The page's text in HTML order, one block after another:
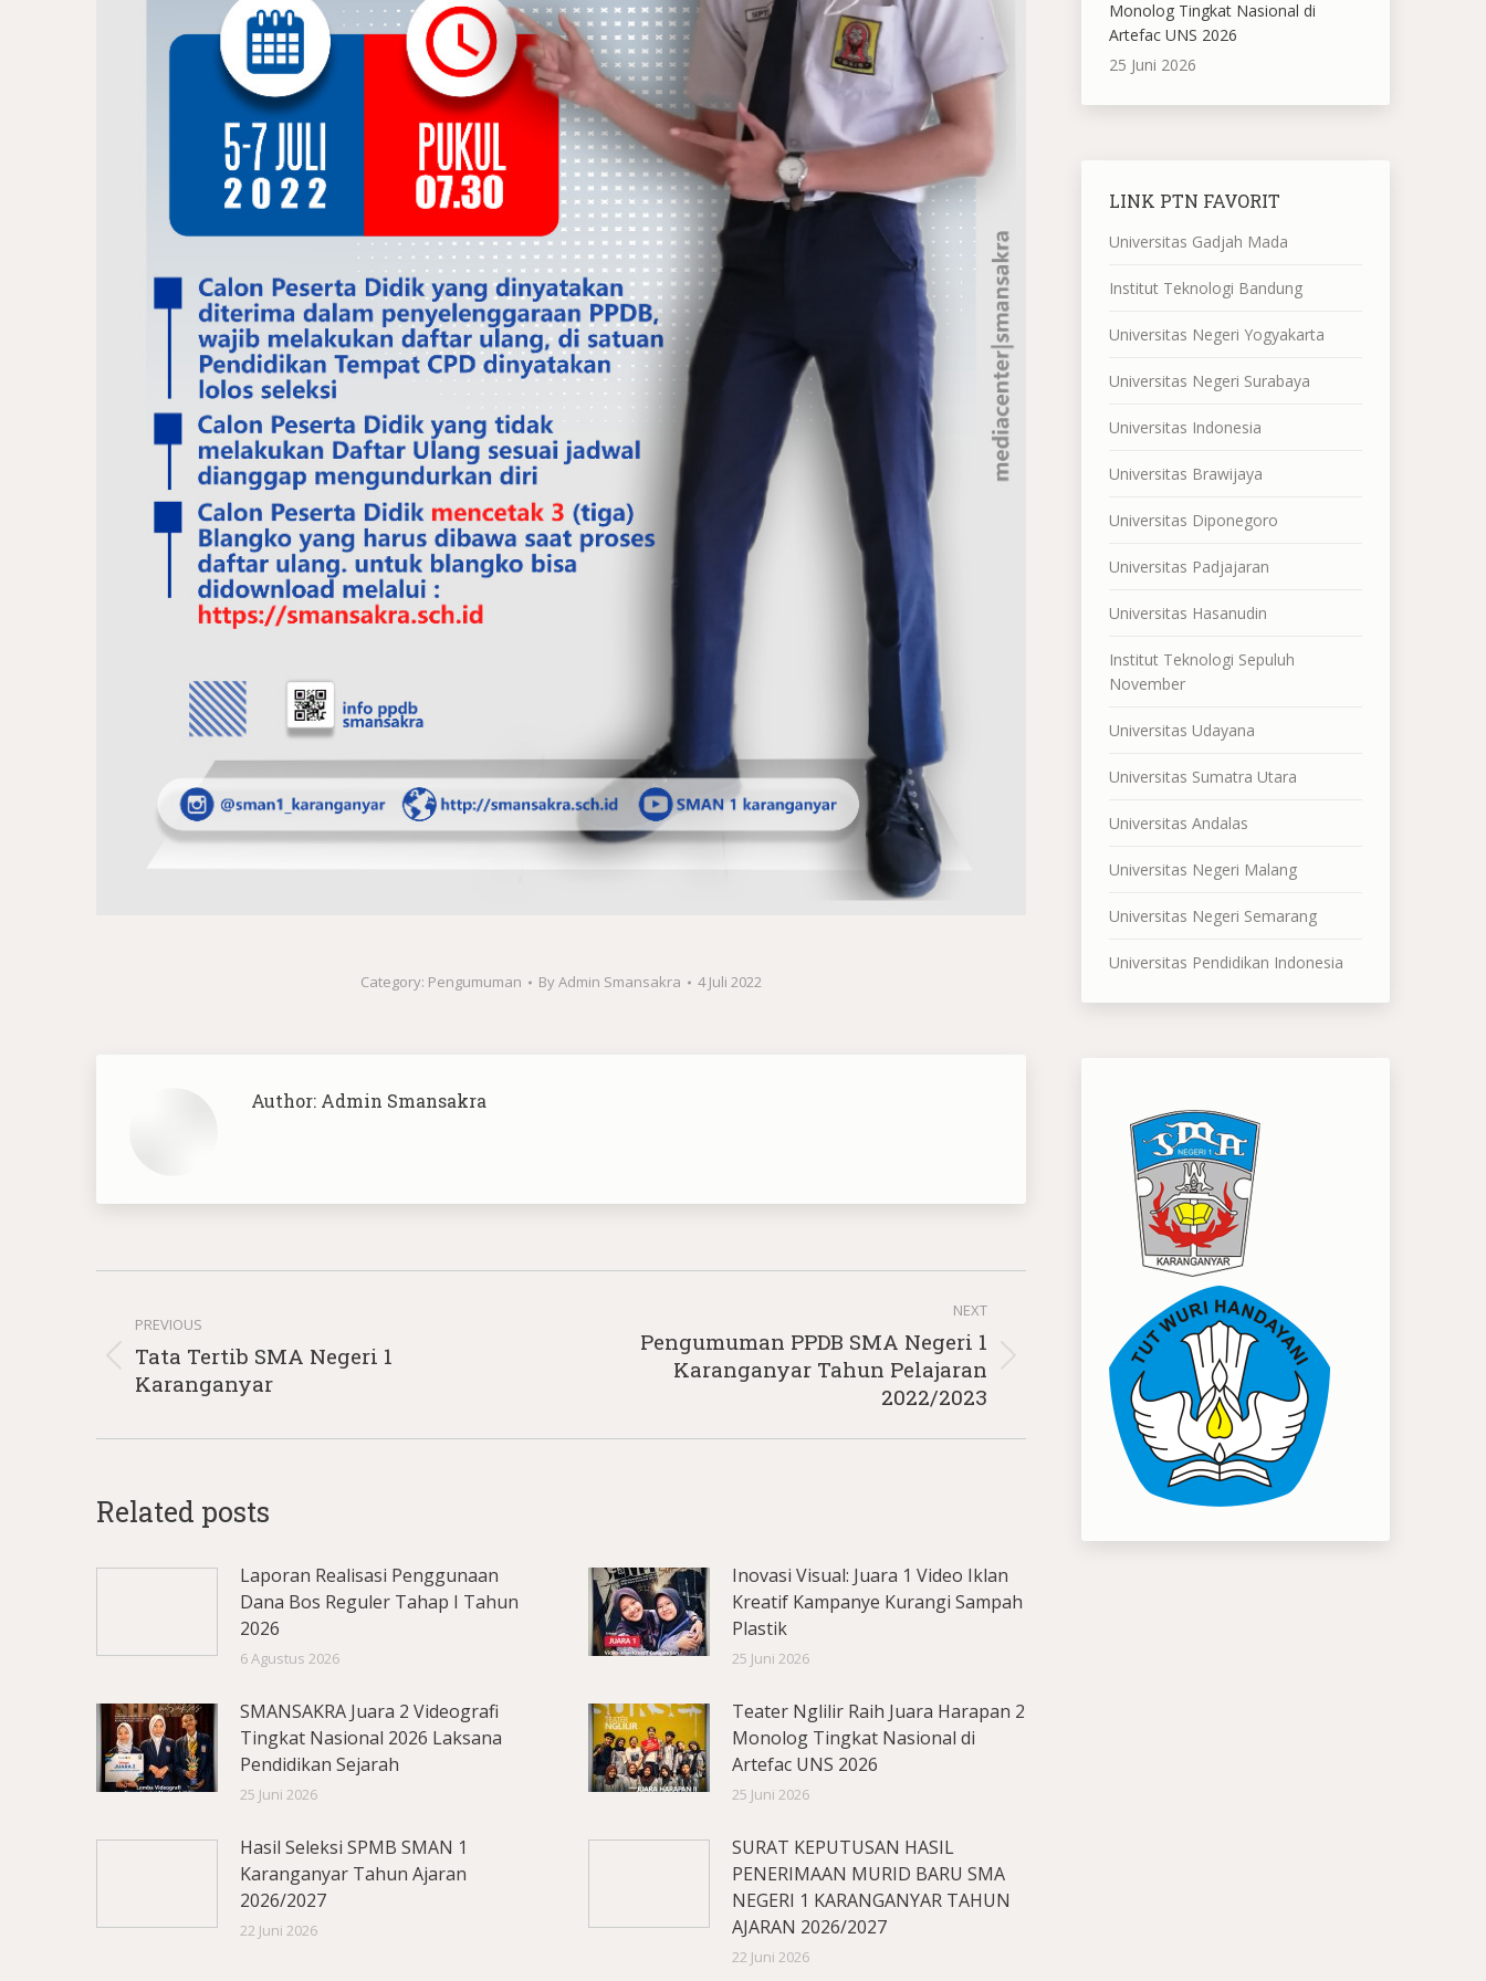
Category: Pengumuman ByAdmin Smansakra 4 Juli 2022
Author: Admin Smansakra
navigation
PREVIOUS
Previous
post:
Tata Tertib SMA Negeri 1
Karanganyar
NEXT
Pengumuman PPDB SMA Negeri 1
Karanganyar Tahun Pelajaran
2022/2023
Related posts
Laporan Realisasi Penggunaan
Dana Bos Reguler Tahap I Tahun
2026
6 Agustus 2026
Inovasi Visual: Juara 1 Video Iklan
Kreatif Kampanye Kurangi Sampah
Plastik
25 Juni 2026
SMANSAKRA Juara 2 Videografi
Tingkat Nasional 2026 Laksana
Pendidikan Sejarah
25 Juni 2026
Teater Nglilir Raih Juara Harapan 2
Monolog Tingkat Nasional di
Artefac UNS 2026
25 Juni 2026
Hasil Seleksi SPMB SMAN 1
Karanganyar Tahun Ajaran
2026/2027
22 Juni 2026
SURAT KEPUTUSAN HASIL
PENERIMAAN MURID BARU SMA
NEGERI 1 KARANGANYAR TAHUN
AJARAN 2026/2027
22 Juni 2026
Monolog Tingkat Nasional di
Artefac UNS 2026
25 Juni 2026
LINK PTN FAVORIT
Universitas Gadjah Mada
Institut Teknologi Bandung
Universitas Negeri Yogyakarta
Universitas Negeri Surabaya
Universitas Indonesia
Universitas Brawijaya
Universitas Diponegoro
Universitas Padjajaran
Universitas Hasanudin
Institut Teknologi Sepuluh
November
Universitas Udayana
Universitas Sumatra Utara
Universitas Andalas
Universitas Negeri Malang
Universitas Negeri Semarang
Universitas Pendidikan Indonesia